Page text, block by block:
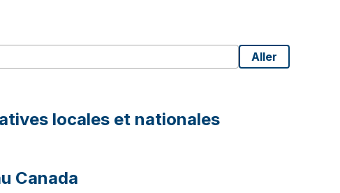
Aller
locales et nationales
Canada